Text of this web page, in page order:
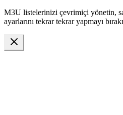
M3U listelerinizi çevrimiçi yönetin,
ayarlarını tekrar tekrar yapmayı